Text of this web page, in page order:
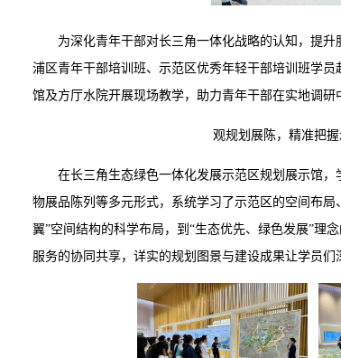
为深化青年干部对长三角一体化战略的认知，提
浦区青年干部培训班、示范区优秀年轻干部培训班学
馆及方厅水院开展现场教学，助力青年干部在实地调研
观规划展陈，精准把
在长三角生态绿色一体化发展示范区规划展示馆
物展品陈列等多元形式，系统学习了示范区的空间布
翼”空间结构的科学布局，到“生态优先、绿色发展”理
服务的协同共享，详实的规划图景与建设成果让学员们